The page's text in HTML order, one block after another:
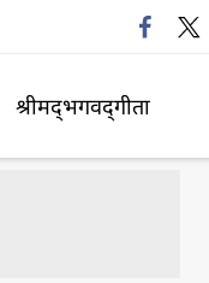
श्रीमद्‍भगवद्‍गीता